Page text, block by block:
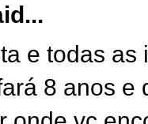
e todas
8 anos e